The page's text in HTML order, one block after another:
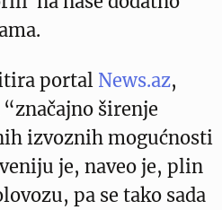
portal News.az,
širenje
izvoznih mogućnosti
je, naveo je, plin
pa se tako sada